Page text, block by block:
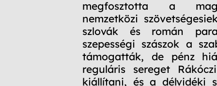
megfosztotta a
nemzetközi
szlovák és román
szepességi szászok a
támogatták, de pénz
reguláris sereget
kiállítani, és a délvidéki